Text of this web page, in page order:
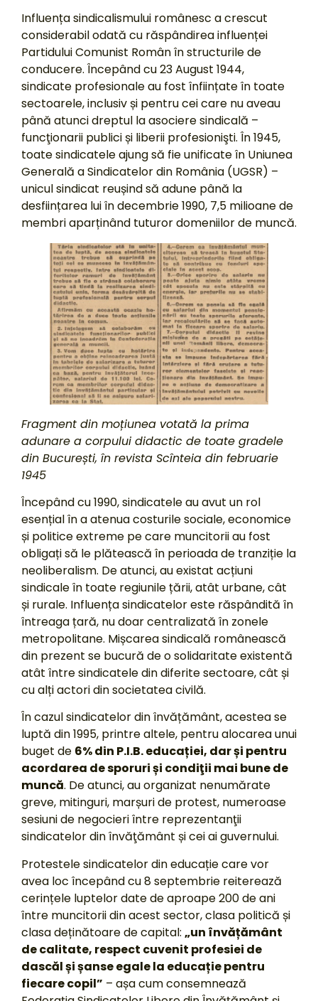
Influența sindicalismului românesc a crescut
considerabil odată cu răspândirea influenței
Partidului Comunist Român în structurile de
conducere. Începând cu 23 August 1944,
sindicate profesionale au fost înființate în toate
sectoarele, inclusiv și pentru cei care nu aveau
până atunci dreptul la asociere sindicală –
funcţionarii publici și liberii profesionişti. În 1945,
toate sindicatele ajung să fie unificate în Uniunea
Generală a Sindicatelor din România (UGSR) –
unicul sindicat reușind să adune până la
desființarea lui în decembrie 1990, 7,5 milioane de
membri aparținând tuturor domeniilor de muncă.
Fragment din moțiunea votată la prima
adunare a corpului didactic de toate gradele
din București, în revista Scînteia din februarie
1945
Începând cu 1990, sindicatele au avut un rol
esențial în a atenua costurile sociale, economice
și politice extreme pe care muncitorii au fost
obligați să le plătească în perioada de tranziție la
neoliberalism. De atunci, au existat acțiuni
sindicale în toate regiunile țării, atât urbane, cât
și rurale. Influența sindicatelor este răspândită în
întreaga țară, nu doar centralizată în zonele
metropolitane. Mișcarea sindicală românească
din prezent se bucură de o solidaritate existentă
atât între sindicatele din diferite sectoare, cât și
cu alți actori din societatea civilă.
În cazul sindicatelor din învățământ, acestea se
luptă din 1995, printre altele, pentru alocarea unui
buget de 6% din P.I.B. educației, dar și pentru
acordarea de sporuri și condiţii mai bune de
muncă. De atunci, au organizat nenumărate
greve, mitinguri, marșuri de protest, numeroase
sesiuni de negocieri între reprezentanţii
sindicatelor din învăţământ și cei ai guvernului.
Protestele sindicatelor din educație care vor
avea loc începând cu 8 septembrie reiterează
cerințele luptelor date de aproape 200 de ani
între muncitorii din acest sector, clasa politică și
clasa deținătoare de capital: „un învățământ
de calitate, respect cuvenit profesiei de
dascăl și șanse egale la educație pentru
fiecare copil” – așa cum consemnează